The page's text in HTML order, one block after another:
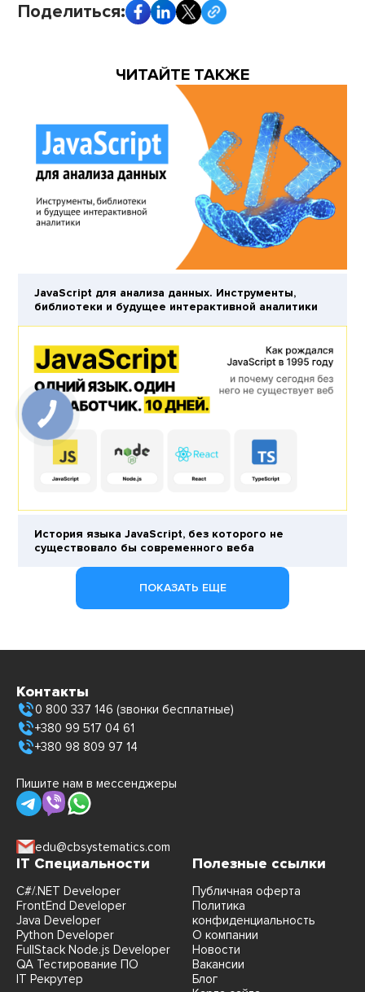
Поделиться:
ЧИТАЙТЕ ТАКЖЕ
JavaScript для анализа данных. Инструменты,
библиотеки и будущее интерактивной аналитики
История языка JavaScript, без которого не
существовало бы современного веба
ПОКАЗАТЬ ЕЩЕ
Контакты
0 800 337 146 (звонки бесплатные)
+380 99 517 04 61
+380 98 809 97 14
Пишите нам в мессенджеры
edu@cbsystematics.com
IT Специальности
C#/.NET Developer
FrontEnd Developer
Java Developer
Python Developer
FullStack Node.js Developer
QA Тестирование ПО
IT Рекрутер
Полезные ссылки
Публичная оферта
Политика
конфиденциальность
О компании
Новости
Вакансии
Блог